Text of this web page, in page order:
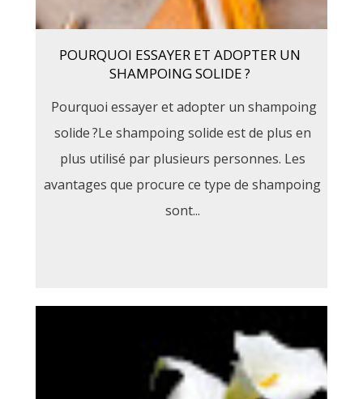
POURQUOI ESSAYER ET ADOPTER UN
SHAMPOING SOLIDE ?
Pourquoi essayer et adopter un shampoing
solide ?Le shampoing solide est de plus en
plus utilisé par plusieurs personnes. Les
avantages que procure ce type de shampoing
sont...